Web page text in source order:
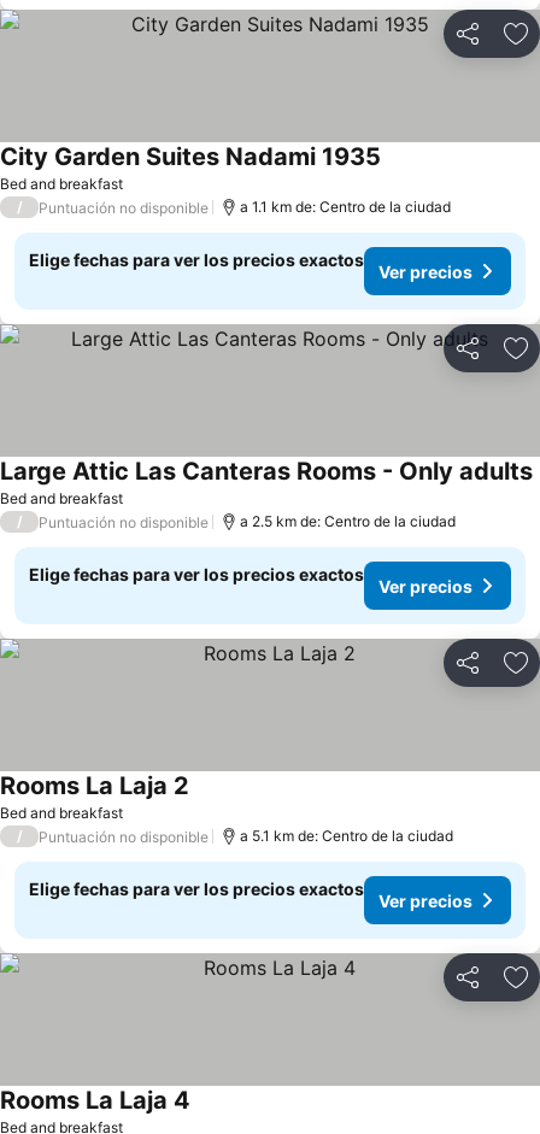
Compartir
Bed and breakfast
City Garden Suites Nadami 1935
/ Puntuación no disponible a 1.1 km de: Centro de la ciudad
Elige fechas para ver los precios exactos
Ver precios
Compartir
Bed and breakfast
Large Attic Las Canteras Rooms - Only adults
/ Puntuación no disponible a 2.5 km de: Centro de la ciudad
Elige fechas para ver los precios exactos
Ver precios
Compartir
Bed and breakfast
Rooms La Laja 2
/ Puntuación no disponible a 5.1 km de: Centro de la ciudad
Elige fechas para ver los precios exactos
Ver precios
Compartir
Bed and breakfast
Rooms La Laja 4